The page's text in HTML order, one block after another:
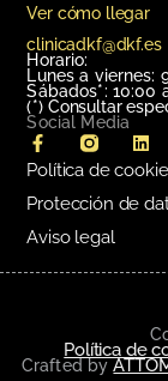
Ver cómo llegar
clinicadkf@dkf.es
Horario:
Lunes a viernes:
Sábados*: 10:00
(*) Consultar
Social Media
Política de
Protección de
Aviso legal
Política de
Crafted by